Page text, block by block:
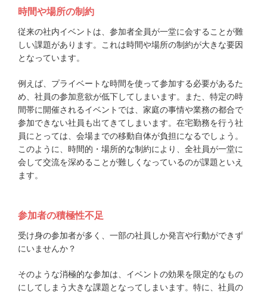
時間や場所の制約
従来の社内イベントは、参加者全員が一堂に会することが難
しい課題があります。これは時間や場所の制約が大きな要因
となっています。
例えば、プライベートな時間を使って参加する必要があるた
め、社員の参加意欲が低下してしまいます。また、特定の時
間帯に開催されるイベントでは、家庭の事情や業務の都合で
参加できない社員も出てきてしまいます。在宅勤務を行う社
員にとっては、会場までの移動自体が負担になるでしょう。
このように、時間的・場所的な制約により、全社員が一堂に
会して交流を深めることが難しくなっているのが課題といえ
ます。
参加者の積極性不足
受け身の参加者が多く、一部の社員しか発言や行動ができず
にいませんか？
そのような消極的な参加は、イベントの効果を限定的なもの
にしてしまう大きな課題となってしまいます。特に、社員の